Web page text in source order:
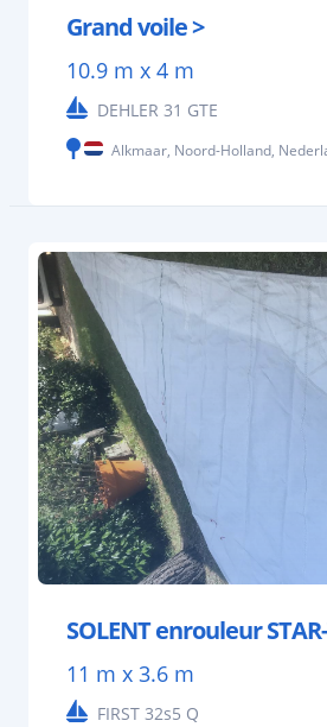
Grand voile >
10.9 m x 4 m
DEHLER 31 GTE
Alkmaar, Noord-Holland,
11 m x 3.6 m
FIRST 32s5 Q